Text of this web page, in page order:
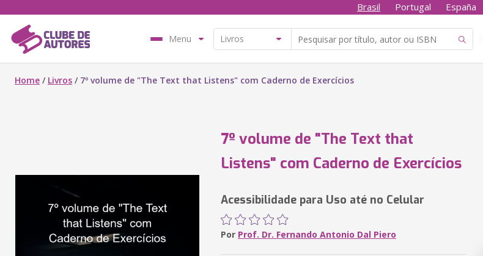
Brasil Portugal España
Menu
Home / Livros / 7º volume de "The Text that Listens" com Caderno de Exercícios
7º volume de "The Text that
Listens" com Caderno de Exercícios
Acessibilidade para Uso até no Celular
Por Prof. Dr. Fernando Antonio Dal Piero